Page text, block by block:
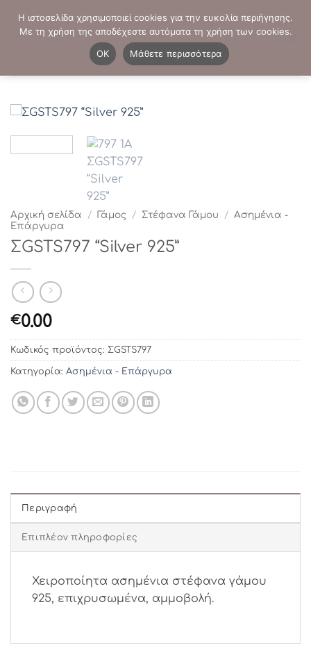
στο
ΤΗΛΕΦΩΝΙΚΕΣ ΠΑΡΑΓΓΕΛΙΕΣ: - 2103821941
Αρχική σελίδα / Γάμος / Στέφανα Γάμου / Ασημένια -
Επάργυρα
ΣGSTS797 “Silver 925”
€0.00
Κωδικός προϊόντος: ΣGSTS797
Κατηγορία: Ασημένια - Επάργυρα
Περιγραφή
Επιπλέον πληροφορίες
Χειροποίητα ασημένια στέφανα γάμου
925, επιχρυσωμένα, αμμοβολή.
Η ιστοσελίδα χρησιμοποιεί cookies για την ευκολία περιήγησης.
Με τη χρήση της αποδέχεστε αυτόματα τη χρήση των cookies.
OK
Μάθετε περισσότερα